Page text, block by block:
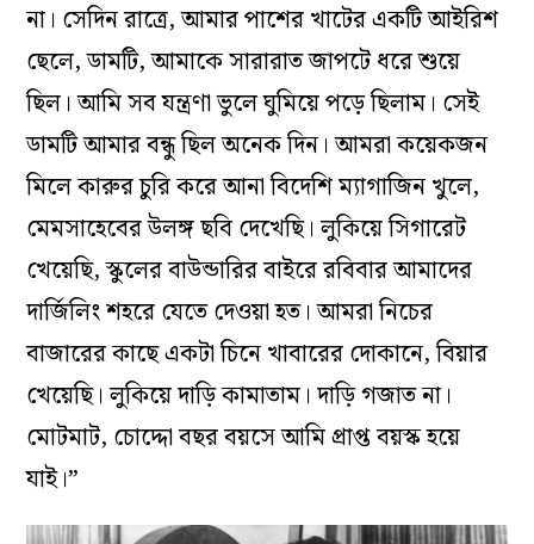
না। সেদিন রাত্রে, আমার পাশের খাটের একটি আইরিশ
ছেলে, ডামটি, আমাকে সারারাত জাপটে ধরে শুয়ে
ছিল। আমি সব যন্ত্রণা ভুলে ঘুমিয়ে পড়ে ছিলাম। সেই
ডামটি আমার বন্ধু ছিল অনেক দিন। আমরা কয়েকজন
মিলে কারুর চুরি করে আনা বিদেশি ম্যাগাজিন খুলে,
মেমসাহেবের উলঙ্গ ছবি দেখেছি। লুকিয়ে সিগারেট
খেয়েছি, স্কুলের বাউন্ডারির বাইরে রবিবার আমাদের
দার্জিলিং শহরে যেতে দেওয়া হত। আমরা নিচের
বাজারের কাছে একটা চিনে খাবারের দোকানে, বিয়ার
খেয়েছি। লুকিয়ে দাড়ি কামাতাম। দাড়ি গজাত না।
মোটমাট, চোদ্দো বছর বয়সে আমি প্রাপ্ত বয়স্ক হয়ে
যাই।”